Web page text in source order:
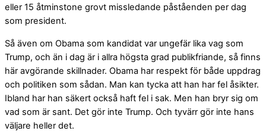
eller 15 åtminstone grovt missledande påståenden per dag
som president.
Så även om Obama som kandidat var ungefär lika vag som
Trump, och än i dag är i allra högsta grad publikfriande, så finns
här avgörande skillnader. Obama har respekt för både uppdrag
och politiken som sådan. Man kan tycka att han har fel åsikter.
Ibland har han säkert också haft fel i sak. Men han bryr sig om
vad som är sant. Det gör inte Trump. Och tyvärr gör inte hans
väljare heller det.